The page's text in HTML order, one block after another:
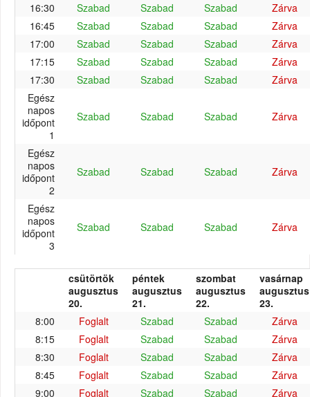
16:30 Szabad Szabad Szabad
Zárva
16:45
Szabad Szabad Szabad
Zárva
17:00
Szabad Szabad Szabad
Zárva
17:15
Szabad Szabad Szabad
Zárva
17:30
Szabad Szabad Szabad
Zárva
Egész
napos
időpont
1
Szabad Szabad Szabad Zárva
Egész
napos
időpont
2
Szabad Szabad Szabad Zárva
Egész
napos
időpont
3
Szabad Szabad Szabad Zárva
csütörtök
augusztus
20.
péntek
augusztus
21.
szombat
augusztus
22.
vasárnap
augusztus
23.
8:00
Foglalt Szabad Szabad
Zárva
8:15
Foglalt Szabad Szabad
Zárva
8:30
Foglalt Szabad Szabad
Zárva
8:45
Foglalt Szabad Szabad
Zárva
9:00
Foglalt Szabad Szabad
Zárva